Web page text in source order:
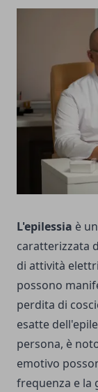
L'epilessia è
caratterizzata
di attività
possono
perdita di
esatte
persona, è
emotivo
frequenza e la